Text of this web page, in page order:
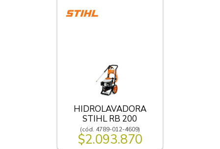
HIDROLAVADORA
STIHL RB 200
(cód. 4789-012-4609)
$2.093.870